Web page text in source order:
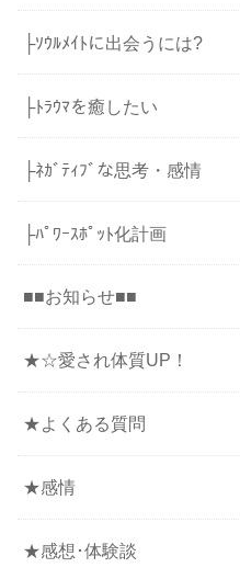
├ｿｳﾙﾒｲﾄに出会うには?
├ﾄﾗｳﾏを癒したい
├ﾈｶﾞﾃｨﾌﾞな思考・感情
├ﾊﾟﾜｰｽﾎﾟｯﾄ化計画
■■お知らせ■■
★☆愛され体質UP！
★よくある質問
★感情
★感想･体験談